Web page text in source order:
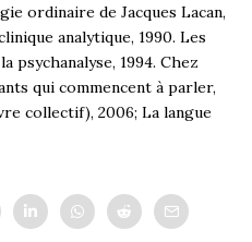
ordinaire de Jacques Lacan,
analytique, 1990. Les
psychanalyse, 1994. Chez
qui commencent à parler,
collectif), 2006; La langue